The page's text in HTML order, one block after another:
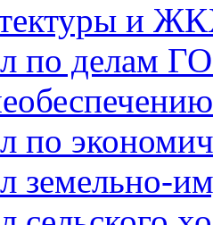
и
по делам
по
земельно-